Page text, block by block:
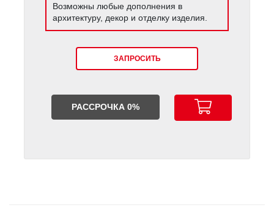
Возможны любые дополнения в
архитектуру, декор и отделку изделия.
ЗАПРОСИТЬ
РАССРОЧКА 0%